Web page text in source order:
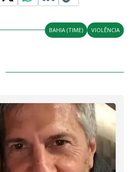
BAHIA (TIME) VIOLÊNCIA